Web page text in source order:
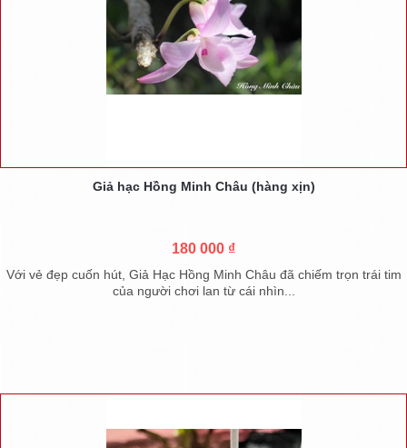
Giả hạc Hồng Minh Châu (hàng xịn)
180 000 ₫
Với vẻ đẹp cuốn hút, Giả Hạc Hồng Minh Châu đã chiếm trọn trái tim
của người chơi lan từ cái nhìn...